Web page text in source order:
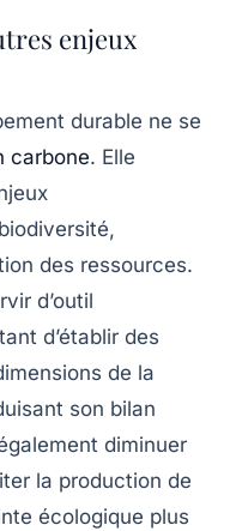
enjeux
durable ne se
carbone. Elle
des ressources.
d’outil
d’établir des
de la
son bilan
diminuer
la production de
écologique plus